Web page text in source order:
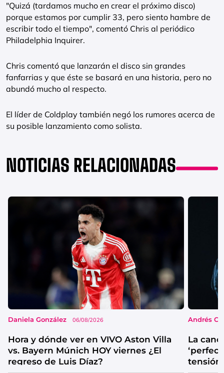
"Quizá (tardamos mucho en crear el próximo disco)
porque estamos por cumplir 33, pero siento hambre de
escribir todo el tiempo", comentó Chris al periódico
Philadelphia Inquirer.
Chris comentó que lanzarán el disco sin grandes
fanfarrias y que éste se basará en una historia, pero no
abundó mucho al respecto.
El líder de Coldplay también negó los rumores acerca de
su posible lanzamiento como solista.
NOTICIAS RELACIONADAS
Daniela González 06/08/2026
Hora y dónde ver en VIVO Aston Villa
vs. Bayern Múnich HOY viernes ¿El
regreso de Luis Díaz?
Andrés
La
tensión